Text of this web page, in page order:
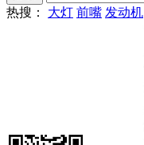
热搜： 大灯 前嘴 发动机